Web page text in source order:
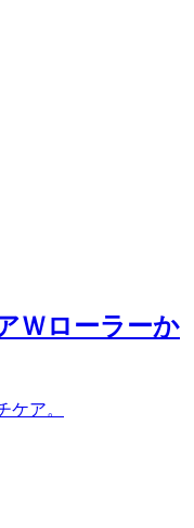
Ｗローラーか
ケア。